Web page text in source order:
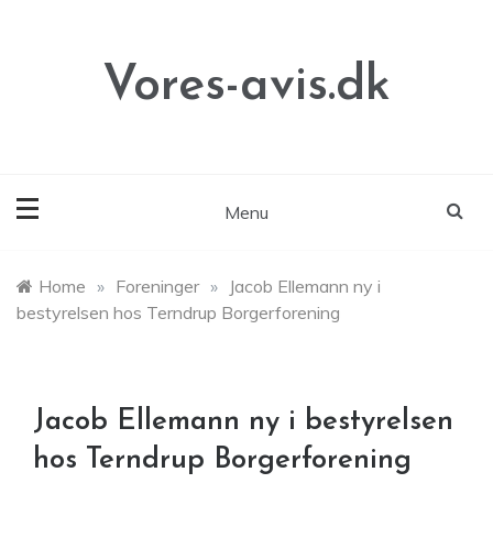
Vores-avis.dk
Menu
Home » Foreninger » Jacob Ellemann ny i
bestyrelsen hos Terndrup Borgerforening
Jacob Ellemann ny i bestyrelsen
hos Terndrup Borgerforening